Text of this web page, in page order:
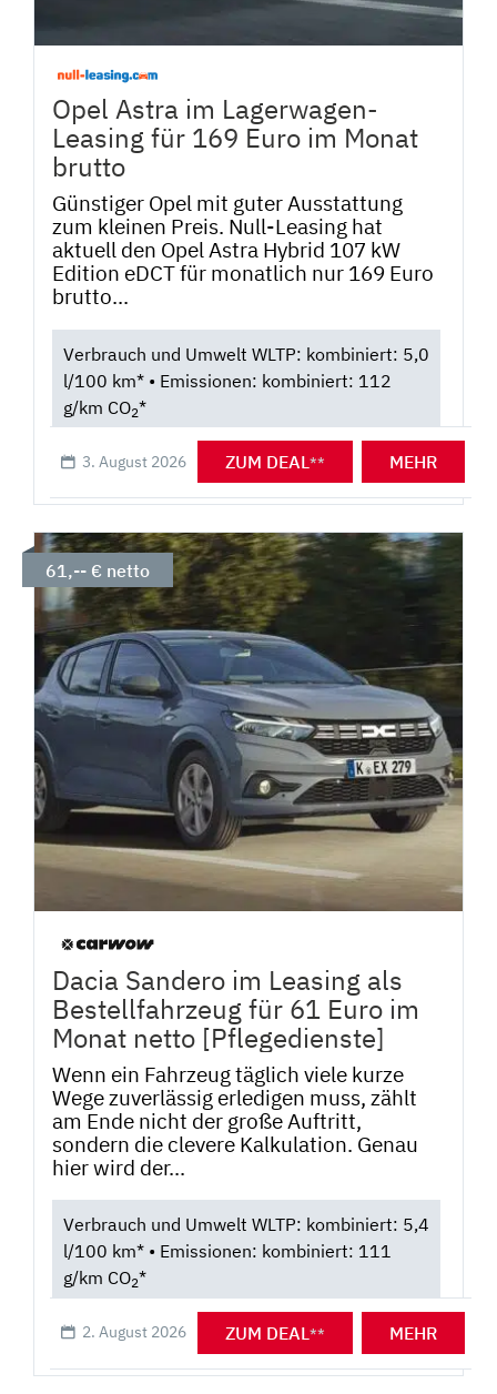
Opel Astra im Lagerwagen-
Leasing für 169 Euro im Monat
brutto
Günstiger Opel mit guter Ausstattung
zum kleinen Preis. Null-Leasing hat
aktuell den Opel Astra Hybrid 107 kW
Edition eDCT für monatlich nur 169 Euro
brutto...
Verbrauch und Umwelt WLTP: kombiniert: 5,0
l/100 km* • Emissionen: kombiniert: 112
g/km CO2*
3. August 2026 ZUM DEAL** MEHR
Dacia Sandero im Leasing als
Bestellfahrzeug für 61 Euro im
Monat netto [Pflegedienste]
Wenn ein Fahrzeug täglich viele kurze
Wege zuverlässig erledigen muss, zählt
am Ende nicht der große Auftritt,
sondern die clevere Kalkulation. Genau
hier wird der...
Verbrauch und Umwelt WLTP: kombiniert: 5,4
l/100 km* • Emissionen: kombiniert: 111
g/km CO2*
2. August 2026 ZUM DEAL ** MEHR
61,-- € netto